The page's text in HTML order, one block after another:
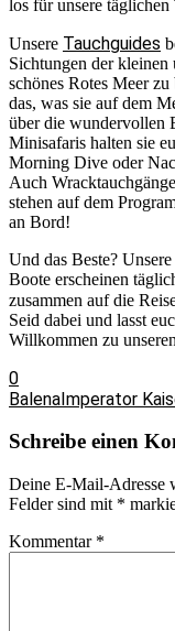
los für unsere
Unsere Tauchguides
Sichtungen der kleinen
schönes Rotes Meer
das, was sie auf dem
über die wundervollen
Minisafaris halten sie
Morning Dive oder
Auch
stehen auf dem
an Bord!
Und das Beste?
Boote erscheinen
zusammen auf die
Seid dabei und lasst
Willkommen zu
0
BalenaImperator
Schreibe einen
Deine E-Mail-Adresse
Felder sind mit *
Kommentar *